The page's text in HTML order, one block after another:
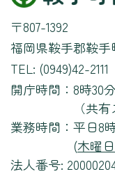
〒807-1392
福岡県鞍手郡鞍手
TEL: (0949)42-2111
開庁時間： 8時30
（共
業務時間： 平日8
(木曜
法人番号: